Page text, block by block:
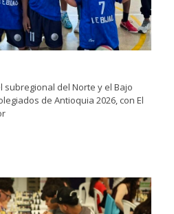
del Norte y el Bajo
de Antioquia 2026, con El